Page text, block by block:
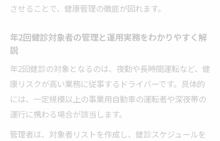
させることで、健康管理の徹底が図れます。
年2回健診対象者の管理と運用実務をわかりやすく解
説
年2回健診の対象となるのは、夜勤や長時間運転など、健
康リスクが高い業務に従事するドライバーです。具体的
には、一定規模以上の事業用自動車の運転者や深夜帯の
運行に携わる場合が該当します。
管理者は、対象者リストを作成し、健診スケジュールを